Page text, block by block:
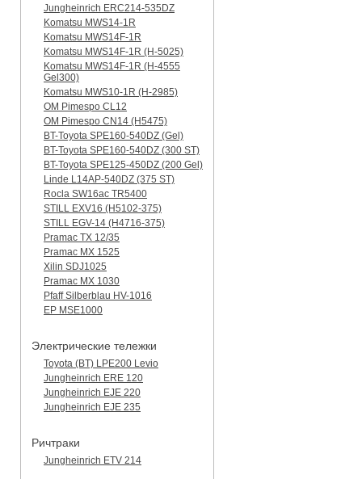
Jungheinrich ERC214-535DZ
Komatsu MWS14-1R
Komatsu MWS14F-1R
Komatsu MWS14F-1R (H-5025)
Komatsu MWS14F-1R (H-4555
Gel300)
Komatsu MWS10-1R (Н-2985)
OM Pimespo CL12
OM Pimespo CN14 (Н5475)
BT-Toyota SPE160-540DZ (Gel)
BT-Toyota SPE160-540DZ (300 ST)
BT-Toyota SPE125-450DZ (200 Gel)
Linde L14AP-540DZ (375 ST)
Rocla SW16ac TR5400
STILL EXV16 (H5102-375)
STILL EGV-14 (H4716-375)
Pramac TX 12/35
Pramac MX 1525
Xilin SDJ1025
Pramac MX 1030
Pfaff Silberblau HV-1016
EP MSE1000
Электрические тележки
Toyota (BT) LPE200 Levio
Jungheinrich ERE 120
Jungheinrich EJE 220
Jungheinrich EJE 235
Ричтраки
Jungheinrich ETV 214